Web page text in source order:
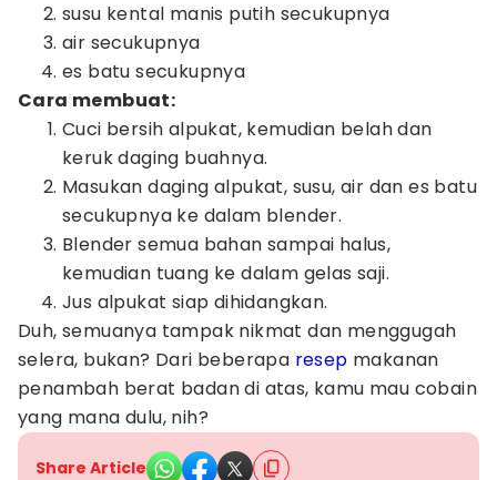
susu kental manis putih secukupnya
air secukupnya
es batu secukupnya
Cara membuat:
Cuci bersih alpukat, kemudian belah dan
keruk daging buahnya.
Masukan daging alpukat, susu, air dan es batu
secukupnya ke dalam blender.
Blender semua bahan sampai halus,
kemudian tuang ke dalam gelas saji.
Jus alpukat siap dihidangkan.
Duh, semuanya tampak nikmat dan menggugah
selera, bukan? Dari beberapa resep makanan
penambah berat badan di atas, kamu mau cobain
yang mana dulu, nih?
Share Article